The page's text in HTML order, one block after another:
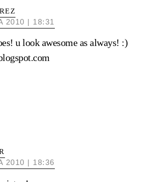
2010 | 18:31
u look awesome as always! :)
2010 | 18:36